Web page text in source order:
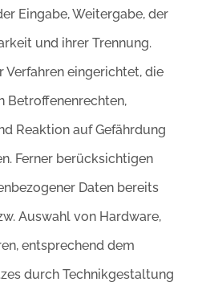
Eingabe, Weitergabe, der
und ihrer Trennung.
Verfahren eingerichtet, die
Betroffenenrechten,
Reaktion auf Gefährdung
Ferner berücksichtigen
Daten bereits
Auswahl von Hardware,
entsprechend dem
durch Technikgestaltung